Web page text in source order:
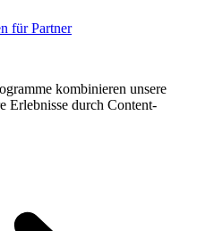
für Partner
kombinieren unsere
Erlebnisse durch Content-